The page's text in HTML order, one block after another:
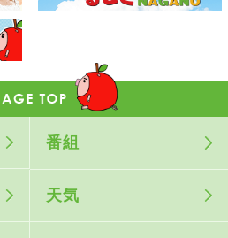
番組
天気